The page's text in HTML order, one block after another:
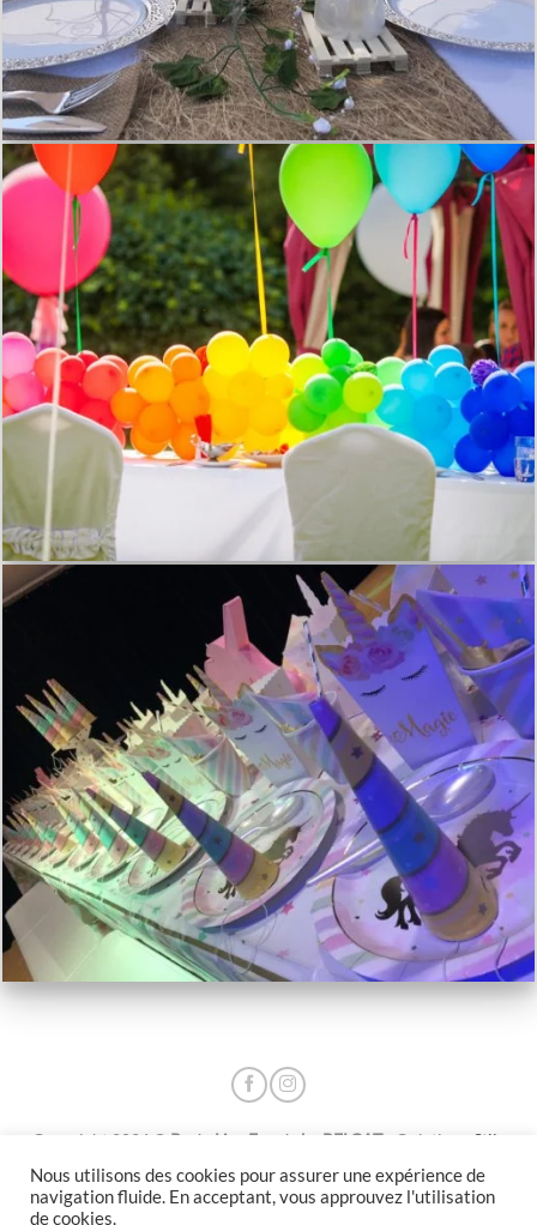
Copyright 2026 © Party Live Events by BELCAT- Création : Stile
Libero
- RC 20P09555 - TVA Int. FR55000148683
Nous utilisons des cookies pour assurer une expérience de
navigation fluide. En acceptant, vous approuvez l'utilisation
de cookies.
CHATY